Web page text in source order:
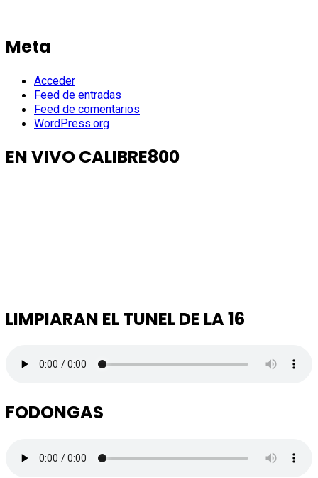
Meta
Acceder
Feed de entradas
Feed de comentarios
WordPress.org
EN VIVO CALIBRE800
LIMPIARAN EL TUNEL DE LA 16
FODONGAS